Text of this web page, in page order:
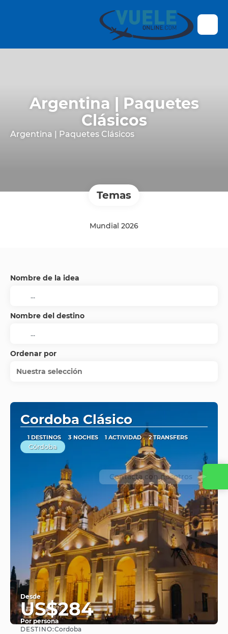
Argentina | Paquetes
Clásicos
Argentina | Paquetes Clásicos
Temas
Mundial 2026
Nombre de la idea
Nombre del destino
Ordenar por
Nuestra selección
Cordoba Clásico
1 DESTINOS 3 NOCHES 1 ACTIVIDAD 2 TRANSFERS
Córdoba
Desde
US$284
Por persona
DESTINO:Cordoba
Contacta con nosotros